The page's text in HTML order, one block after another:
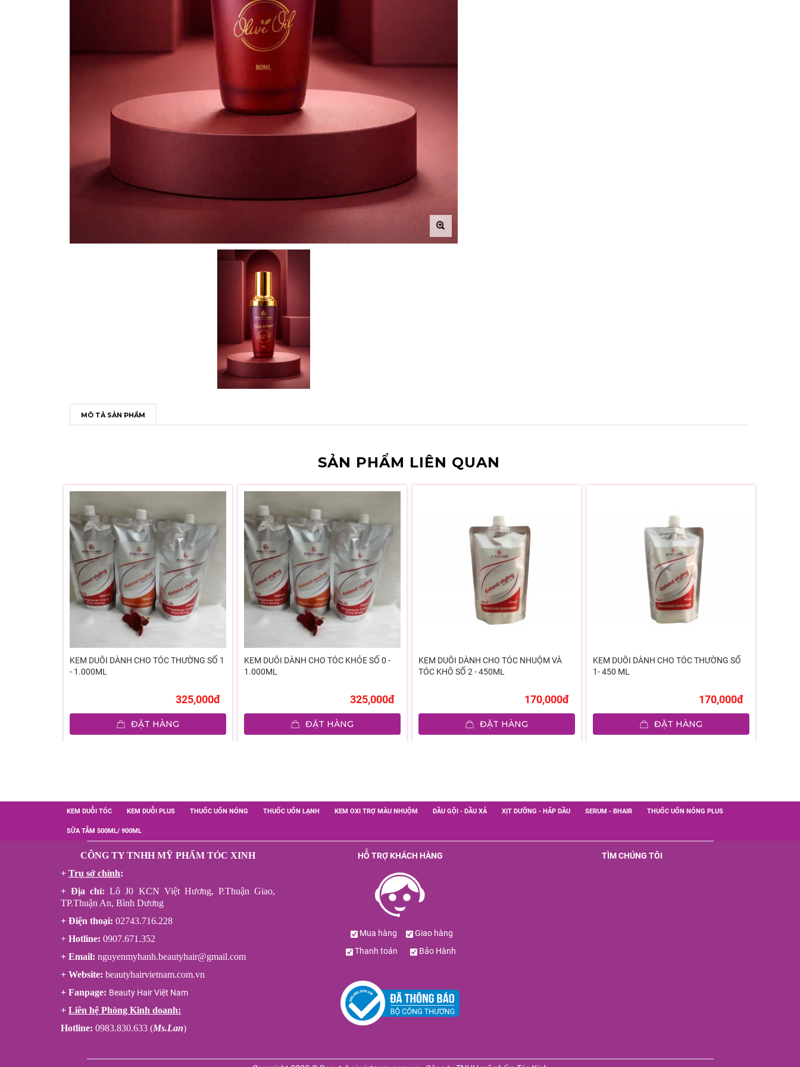
MÔ TẢ SẢN PHẨM
SẢN PHẨM LIÊN QUAN
KEM DUỖI DÀNH CHO TÓC THƯỜNG SỐ 1
- 1.000ML
325,000đ
ĐẶT HÀNG
KEM DUỖI DÀNH CHO TÓC KHỎE SỐ 0 -
1.000ML
325,000đ
ĐẶT HÀNG
KEM DUỖI DÀNH CHO TÓC NHUỘM VÀ
TÓC KHÔ SỐ 2 - 450ML
170,000đ
ĐẶT HÀNG
KEM DUỖI DÀNH CHO TÓC THƯỜNG SỐ
1- 450 ML
170,000đ
ĐẶT HÀNG
KEM DUỖI TÓC KEM DUỖI PLUS THUỐC UỐN NÓNG THUỐC UỐN LẠNH KEM OXI TRỢ MÀU NHUỘM DẦU GỘI - DẦU XẢ XỊT DƯỠNG - HẤP DẦU SERUM - BHAIR THUỐC UỐN NÓNG PLUS
SỮA TẮM 500ML/ 900ML
CÔNG TY TNHH MỸ PHẨM TÓC XINH
+ Trụ sở chính:
+ Địa chỉ:Lô J0 KCN Việt Hương, P.Thuận Giao,
TP.Thuận An, Bình Dương
+ Điện thoại: 02743.716.228
+ Hotline: 0907.671.352
+ Email: nguyenmyhanh.beautyhair@gmail.com
+ Website: beautyhairvietnam.com.vn
+ Fanpage: Beauty Hair Việt Nam
+ Liên hệ Phòng Kinh doanh:
Hotline: 0983.830.633 (Ms.Lan)
HỖ TRỢ KHÁCH HÀNG
Mua hàng
Giao hàng
Thanh toán
Bảo Hành
TÌM CHÚNG TÔI